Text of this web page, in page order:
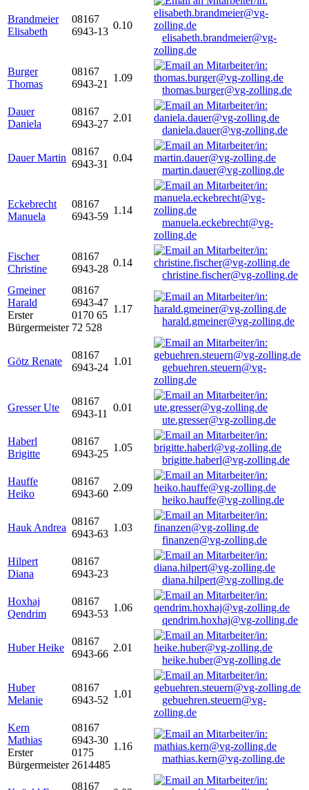
Brandmeier
Elisabeth
08167
6943-13
0.10
elisabeth.brandmeier@vg-
zolling.de
Burger
Thomas
08167
6943-21
1.09
thomas.burger@vg-zolling.de
Dauer
Daniela
08167
6943-27
2.01
daniela.dauer@vg-zolling.de
Dauer Martin
08167
6943-31
0.04
martin.dauer@vg-zolling.de
Eckebrecht
Manuela
08167
6943-59
1.14
manuela.eckebrecht@vg-
zolling.de
Fischer
Christine
08167
6943-28
0.14
christine.fischer@vg-zolling.de
Gmeiner
Harald
Erster
Bürgermeister
08167
6943-47
0170 65
72 528
1.17
harald.gmeiner@vg-zolling.de
Götz Renate
08167
6943-24
1.01
gebuehren.steuern@vg-
zolling.de
Gresser Ute
08167
6943-11
0.01
ute.gresser@vg-zolling.de
Haberl
Brigitte
08167
6943-25
1.05
brigitte.haberl@vg-zolling.de
Hauffe
Heiko
08167
6943-60
2.09
heiko.hauffe@vg-zolling.de
Hauk Andrea
08167
6943-63
1.03
finanzen@vg-zolling.de
Hilpert
Diana
08167
6943-23
diana.hilpert@vg-zolling.de
Hoxhaj
Qendrim
08167
6943-53
1.06
qendrim.hoxhaj@vg-zolling.de
Huber Heike
08167
6943-66
2.01
heike.huber@vg-zolling.de
Huber
Melanie
08167
6943-52
1.01
gebuehren.steuern@vg-
zolling.de
Kern
Mathias
Erster
Bürgermeister
08167
6943-30
0175
2614485
1.16
mathias.kern@vg-zolling.de
08167